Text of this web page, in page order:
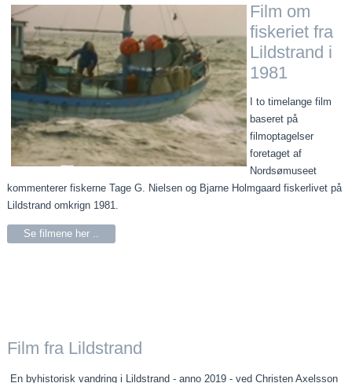
Film om
fiskeriet fra
Lildstrand i
1981
I to timelange film
baseret på
filmoptagelser
foretaget af
Nordsømuseet
kommenterer fiskerne Tage G. Nielsen og Bjarne Holmgaard fiskerlivet på
Lildstrand omkrign 1981.
Se filmene her ..
Film fra Lildstrand
En byhistorisk vandring i Lildstrand - anno 2019 - ved Christen Axelsson